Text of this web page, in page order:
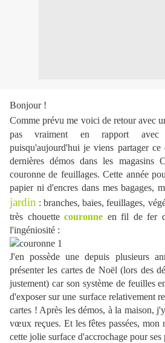
Bonjour !
Comme prévu me voici de retour avec
pas vraiment en rapport avec
puisqu'aujourd'hui je viens partager
dernières démos dans les magasins
couronne de feuillages. Cette année
papier ni d'encres dans mes bagages,
jardin : branches, baies, feuillages,
très chouettecouronne en fil de fer
l'ingéniosité :
J'en possède une depuis plusieurs
présenter les cartes de Noël (lors des
justement) car son système de feuilles
d'exposer sur une surface relativement
cartes ! Après les démos, à la maison,
vœux reçues. Et les fêtes passées, mon
cette jolie surface d'accrochage pour ses